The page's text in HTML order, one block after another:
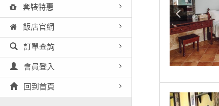
套裝特惠
飯店官網
訂單查詢
會員登入
回到首頁